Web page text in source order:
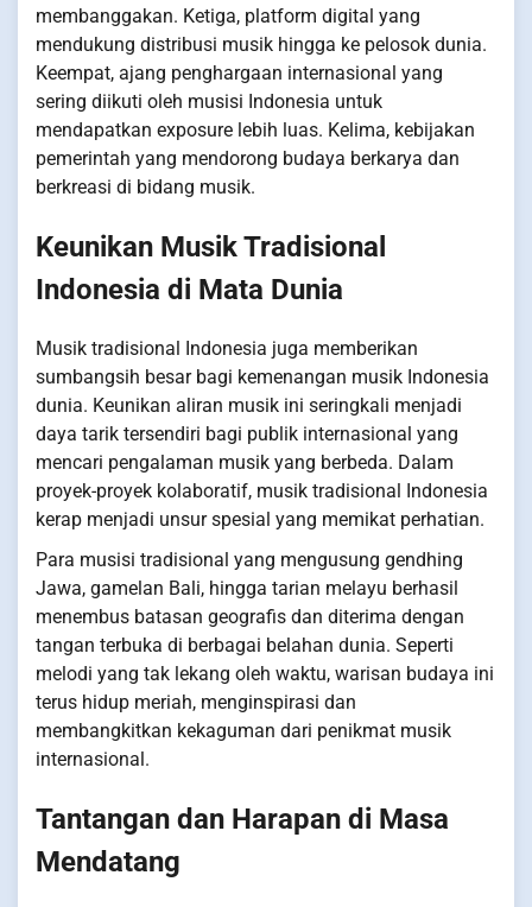
membanggakan. Ketiga, platform digital yang
mendukung distribusi musik hingga ke pelosok dunia.
Keempat, ajang penghargaan internasional yang
sering diikuti oleh musisi Indonesia untuk
mendapatkan exposure lebih luas. Kelima, kebijakan
pemerintah yang mendorong budaya berkarya dan
berkreasi di bidang musik.
Keunikan Musik Tradisional
Indonesia di Mata Dunia
Musik tradisional Indonesia juga memberikan
sumbangsih besar bagi kemenangan musik Indonesia
dunia. Keunikan aliran musik ini seringkali menjadi
daya tarik tersendiri bagi publik internasional yang
mencari pengalaman musik yang berbeda. Dalam
proyek-proyek kolaboratif, musik tradisional Indonesia
kerap menjadi unsur spesial yang memikat perhatian.
Para musisi tradisional yang mengusung gendhing
Jawa, gamelan Bali, hingga tarian melayu berhasil
menembus batasan geografis dan diterima dengan
tangan terbuka di berbagai belahan dunia. Seperti
melodi yang tak lekang oleh waktu, warisan budaya ini
terus hidup meriah, menginspirasi dan
membangkitkan kekaguman dari penikmat musik
internasional.
Tantangan dan Harapan di Masa
Mendatang